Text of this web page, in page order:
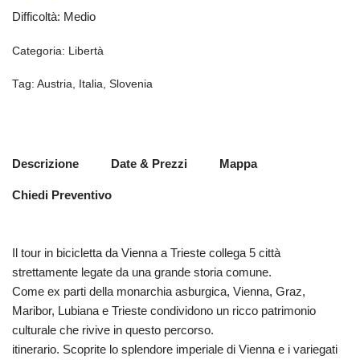
Difficoltà: Medio
Categoria: Libertà
Tag: Austria Italia Slovenia
Descrizione Date & Prezzi Mappa
Chiedi Preventivo
Il tour in bicicletta da Vienna a Trieste collega 5 città
strettamente legate da una grande storia comune.
Come ex parti della monarchia asburgica, Vienna, Graz,
Maribor, Lubiana e Trieste condividono un ricco patrimonio
culturale che rivive in questo percorso.
itinerario. Scoprite lo splendore imperiale di Vienna e i variegati